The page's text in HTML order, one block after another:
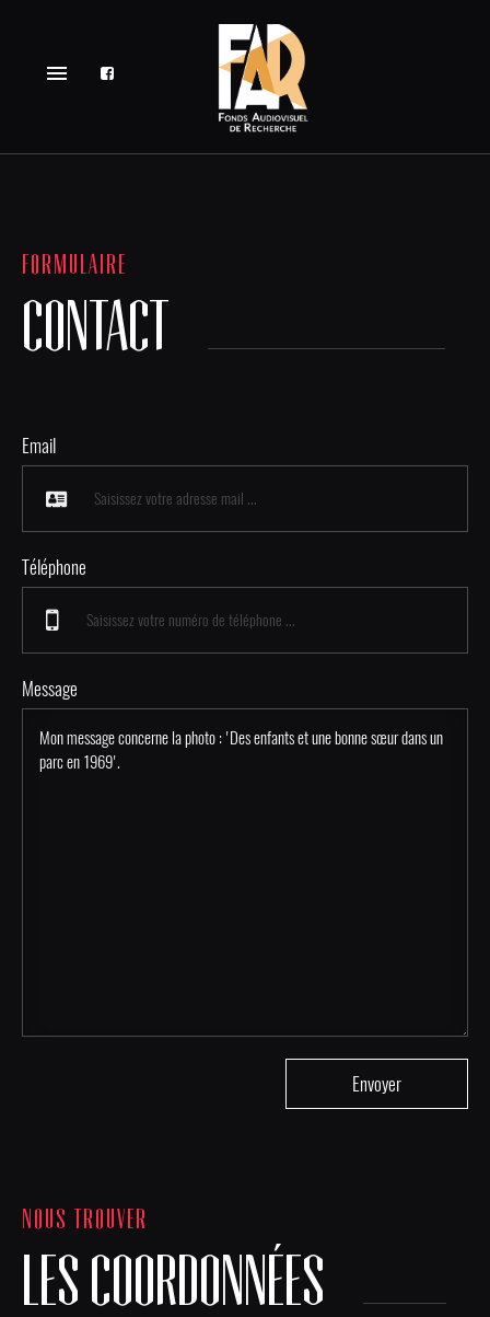
menu
FORMULAIRE
CONTACT
Email
Téléphone
Message
NOUS TROUVER
LES COORDONNÉES